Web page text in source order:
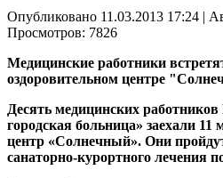
Опубликовано 11.03.2013 17:24 |
Просмотров: 7826
Медицинские работники
оздоровительном центре
Десять медицинских
городская больница» заехали
центр «Солнечный». Они
санаторно-курортного лечения